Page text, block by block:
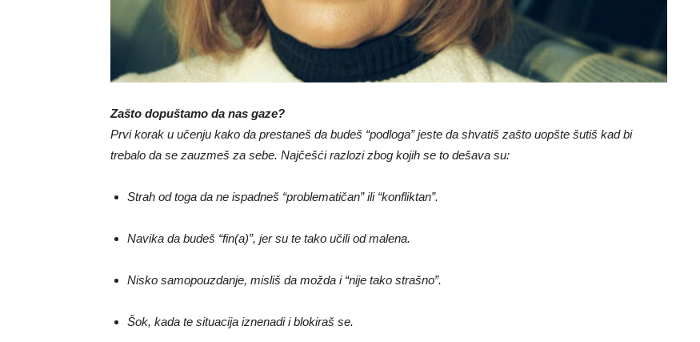
Zašto dopuštamo da nas gaze?
Prvi korak u učenju kako da prestaneš da budeš “podloga” jeste da shvatiš zašto uopšte šutiš kad bi
trebalo da se zauzmeš za sebe. Najčešći razlozi zbog kojih se to dešava su:
Strah od toga da ne ispadneš “problematičan” ili “konfliktan”.
Navika da budeš “fin(a)”, jer su te tako učili od malena.
Nisko samopouzdanje, misliš da možda i “nije tako strašno”.
Šok, kada te situacija iznenadi i blokiraš se.